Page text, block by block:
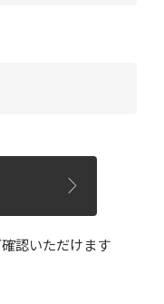
認いただけます